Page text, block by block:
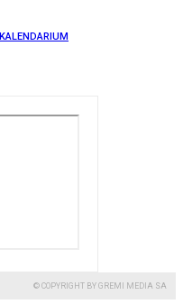
KALENDARIUM
© COPYRIGHT BY GREMI MEDIA SA